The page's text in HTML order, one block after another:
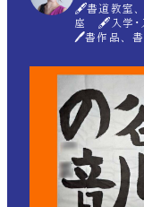
🖋書道教室
座 🖋入学･
🖊書作品、